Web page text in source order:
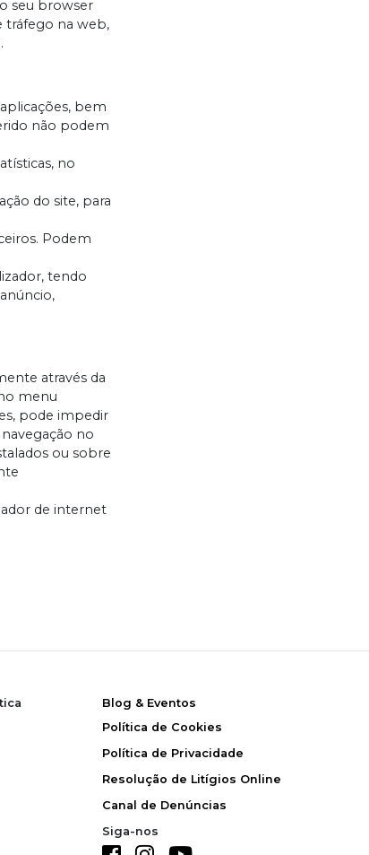
seu browser
tráfego na web,
bem
não podem
no
do site, para
Podem
tendo
através da
menu
pode impedir
no
ou sobre
de internet
Blog & Eventos
Política de Cookies
Política de Privacidade
Resolução de Litígios Online
Canal de Denúncias
Siga-nos